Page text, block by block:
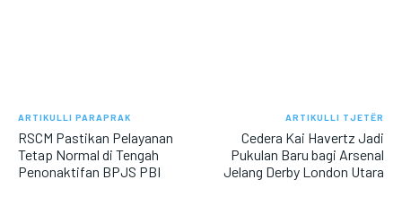
ARTIKULLI PARAPRAK
RSCM Pastikan Pelayanan
Tetap Normal di Tengah
Penonaktifan BPJS PBI
ARTIKULLI TJETËR
Cedera Kai Havertz Jadi
Pukulan Baru bagi Arsenal
Jelang Derby London Utara